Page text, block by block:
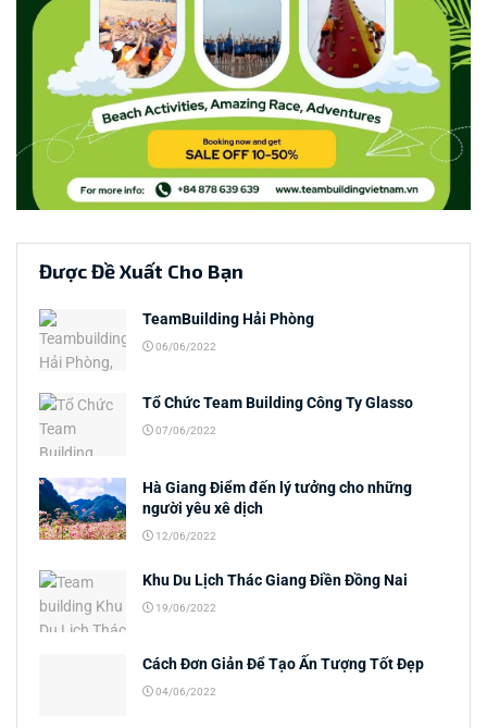
Được Đề Xuất Cho Bạn
TeamBuilding Hải Phòng
06/06/2022
Tổ Chức Team Building Công Ty Glasso
07/06/2022
Hà Giang Điểm đến lý tưởng cho những
người yêu xê dịch
12/06/2022
Khu Du Lịch Thác Giang Điền Đồng Nai
19/06/2022
Cách Đơn Giản Để Tạo Ấn Tượng Tốt Đẹp
04/06/2022